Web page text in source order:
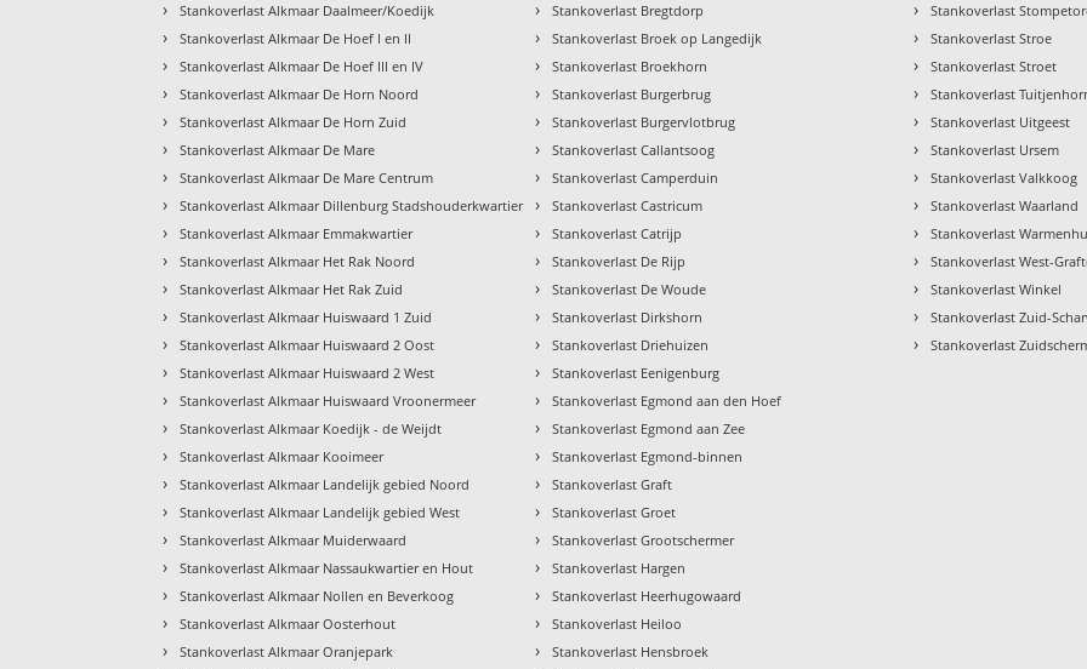
› Stankoverlast Alkmaar Daalmeer/Koedijk
› Stankoverlast Alkmaar De Hoef I en II
› Stankoverlast Alkmaar De Hoef III en IV
› Stankoverlast Alkmaar De Horn Noord
› Stankoverlast Alkmaar De Horn Zuid
› Stankoverlast Alkmaar De Mare
› Stankoverlast Alkmaar De Mare Centrum
› Stankoverlast Alkmaar Dillenburg Stadshouderkwartier
› Stankoverlast Alkmaar Emmakwartier
› Stankoverlast Alkmaar Het Rak Noord
› Stankoverlast Alkmaar Het Rak Zuid
› Stankoverlast Alkmaar Huiswaard 1 Zuid
› Stankoverlast Alkmaar Huiswaard 2 Oost
› Stankoverlast Alkmaar Huiswaard 2 West
› Stankoverlast Alkmaar Huiswaard Vroonermeer
› Stankoverlast Alkmaar Koedijk - de Weijdt
› Stankoverlast Alkmaar Kooimeer
› Stankoverlast Alkmaar Landelijk gebied Noord
› Stankoverlast Alkmaar Landelijk gebied West
› Stankoverlast Alkmaar Muiderwaard
› Stankoverlast Alkmaar Nassaukwartier en Hout
› Stankoverlast Alkmaar Nollen en Beverkoog
› Stankoverlast Alkmaar Oosterhout
› Stankoverlast Alkmaar Oranjepark
› Stankoverlast Bregtdorp
› Stankoverlast Broek op Langedijk
› Stankoverlast Broekhorn
› Stankoverlast Burgerbrug
› Stankoverlast Burgervlotbrug
› Stankoverlast Callantsoog
› Stankoverlast Camperduin
› Stankoverlast Castricum
› Stankoverlast Catrijp
› Stankoverlast De Rijp
› Stankoverlast De Woude
› Stankoverlast Dirkshorn
› Stankoverlast Driehuizen
› Stankoverlast Eenigenburg
› Stankoverlast Egmond aan den Hoef
› Stankoverlast Egmond aan Zee
› Stankoverlast Egmond-binnen
› Stankoverlast Graft
› Stankoverlast Groet
› Stankoverlast Grootschermer
› Stankoverlast Hargen
› Stankoverlast Heerhugowaard
› Stankoverlast Heiloo
› Stankoverlast Hensbroek
› Stankoverlast
› Stankoverlast Stroe
› Stankoverlast Stroet
› Stankoverlast
› Stankoverlast Uitgeest
› Stankoverlast Ursem
› Stankoverlast Valkkoog
› Stankoverlast Waarland
› Stankoverlast
› Stankoverlast West-
› Stankoverlast Winkel
› Stankoverlast Zuid-
› Stankoverlast